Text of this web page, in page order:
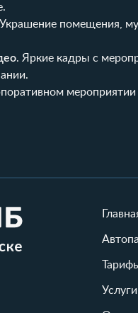
помещения,
. Яркие кадры с
Услуги